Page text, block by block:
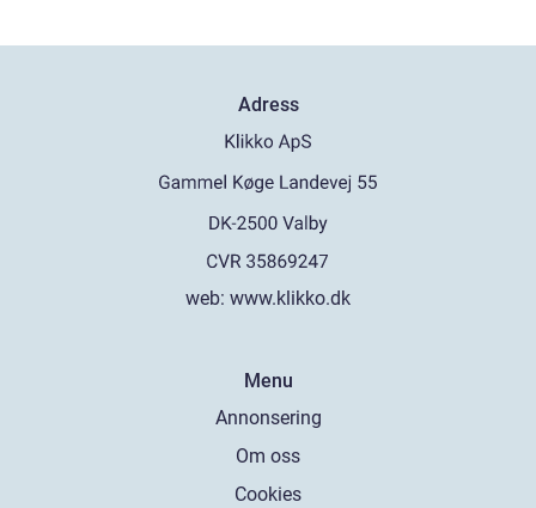
Adress
web: www.klikko.dk
Menu
Annonsering
Om oss
Cookies